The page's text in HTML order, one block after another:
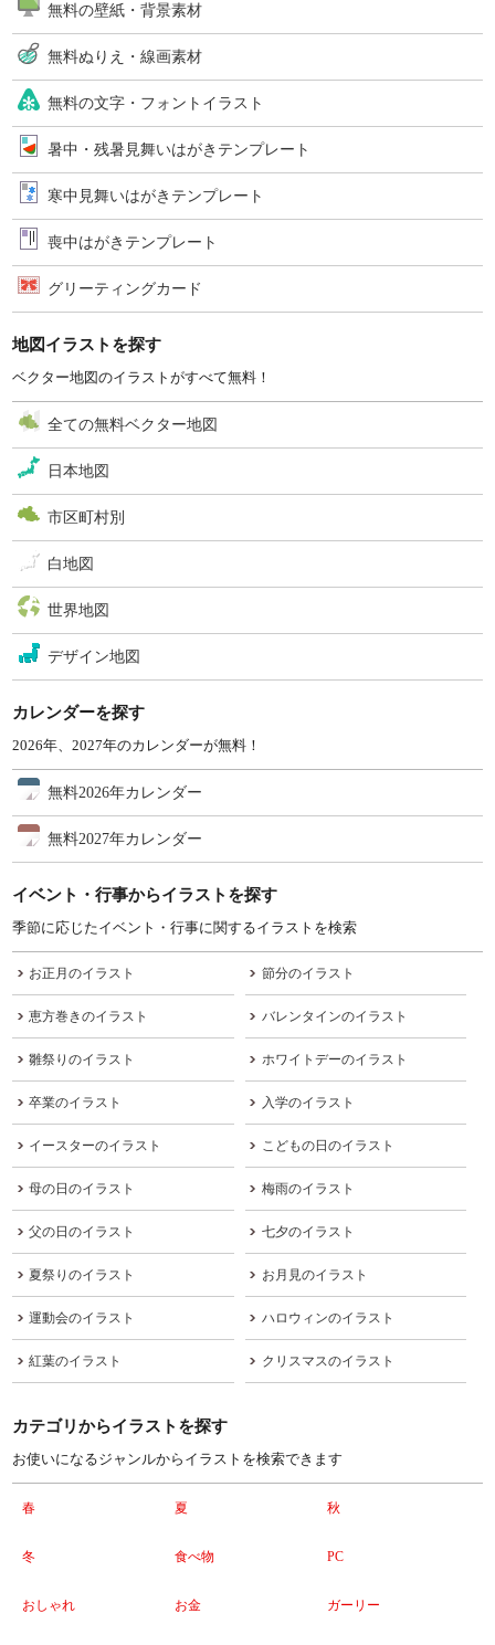
無料の壁紙・背景素材
無料ぬりえ・線画素材
無料の文字・フォントイラスト
暑中・残暑見舞いはがきテンプレート
寒中見舞いはがきテンプレート
喪中はがきテンプレート
グリーティングカード
地図イラストを探す
ベクター地図のイラストがすべて無料！
全ての無料ベクター地図
日本地図
市区町村別
白地図
世界地図
デザイン地図
カレンダーを探す
2026年、2027年のカレンダーが無料！
無料2026年カレンダー
無料2027年カレンダー
イベント・行事からイラストを探す
季節に応じたイベント・行事に関するイラストを検索
お正月のイラスト 節分のイラスト
恵方巻きのイラスト バレンタインのイラスト
雛祭りのイラスト ホワイトデーのイラスト
卒業のイラスト 入学のイラスト
イースターのイラスト こどもの日のイラスト
母の日のイラスト 梅雨のイラスト
父の日のイラスト 七夕のイラスト
夏祭りのイラスト お月見のイラスト
運動会のイラスト ハロウィンのイラスト
紅葉のイラスト クリスマスのイラスト
カテゴリからイラストを探す
お使いになるジャンルからイラストを検索できます
春 夏 秋
冬 食べ物 PC
おしゃれ お金 ガーリー